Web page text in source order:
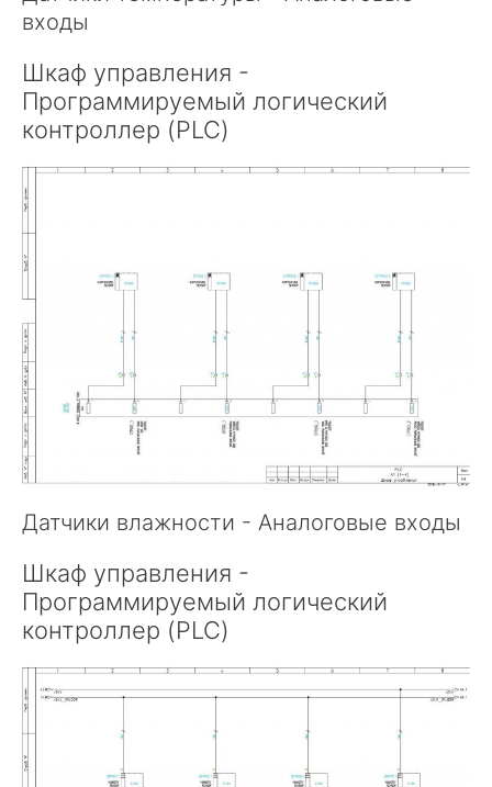
входы
Шкаф управления -
Программируемый логический
контроллер (PLC)
Датчики влажности - Аналоговые входы
Шкаф управления -
Программируемый логический
контроллер (PLC)